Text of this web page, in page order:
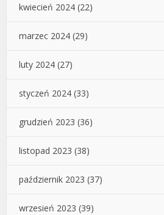
kwiecień 2024 (22)
marzec 2024 (29)
luty 2024 (27)
styczeń 2024 (33)
grudzień 2023 (36)
listopad 2023 (38)
październik 2023 (37)
wrzesień 2023 (39)